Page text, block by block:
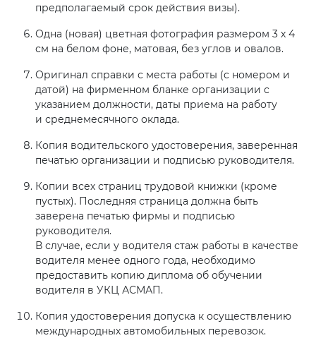
предполагаемый срок действия визы).
Одна (новая) цветная фотография размером 3 х 4
см на белом фоне, матовая, без углов и овалов.
Оригинал справки с места работы (с номером и
датой) на фирменном бланке организации с
указанием должности, даты приема на работу
и среднемесячного оклада.
Копия водительского удостоверения, заверенная
печатью организации и подписью руководителя.
Копии всех страниц трудовой книжки (кроме
пустых). Последняя страница должна быть
заверена печатью фирмы и подписью
руководителя.
В случае, если у водителя стаж работы в качестве
водителя менее одного года, необходимо
предоставить копию диплома об обучении
водителя в УКЦ АСМАП.
Копия удостоверения допуска к осуществлению
международных автомобильных перевозок.